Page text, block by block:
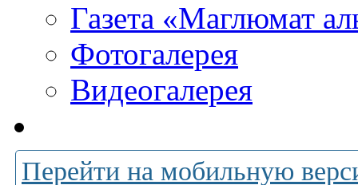
Газета «Маглюмат
Фотогалерея
Видеогалерея
Перейти на мобильную